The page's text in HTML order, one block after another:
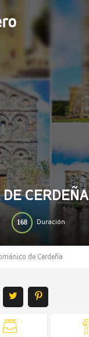
CERDEÑA
Duración
168
0 140
de Cerdeña